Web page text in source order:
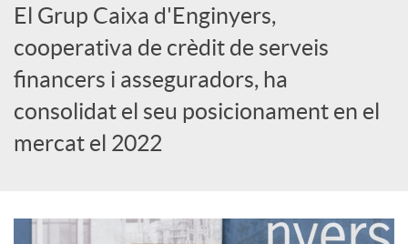
r
d
e
c
El Grup Caixa d'Enginyers,
cooperativa de crèdit de serveis
financers i asseguradors, ha
consolidat el seu posicionament en el
mercat el 2022